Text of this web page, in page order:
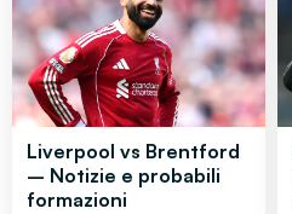
Liverpool vs Brentford
– Notizie e probabili
formazioni